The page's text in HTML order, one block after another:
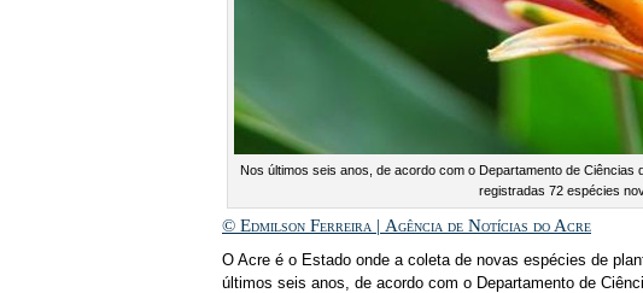
Nos últimos seis anos, de acordo com o Departamento de
registradas 72 espécies
© Edmilson Ferreira | Agência de Notícias do Acre
O Acre é o Estado onde a coleta de novas espécies de
últimos seis anos, de acordo com o Departamento de